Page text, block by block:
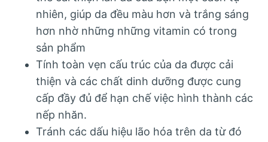
nhiên, giúp da đều màu hơn và trắng sáng
hơn nhờ những những vitamin có trong
sản phẩm
Tính toàn vẹn cấu trúc của da được cải
thiện và các chất dinh dưỡng được cung
cấp đầy đủ để hạn chế việc hình thành các
nếp nhăn.
Tránh các dấu hiệu lão hóa trên da từ đó